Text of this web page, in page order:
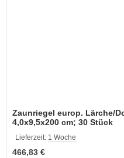
Zaunriegel europ. Lärche/
4,0x9,5x200 cm; 30 Stück
Lieferzeit: 1 Woche
466,83 €